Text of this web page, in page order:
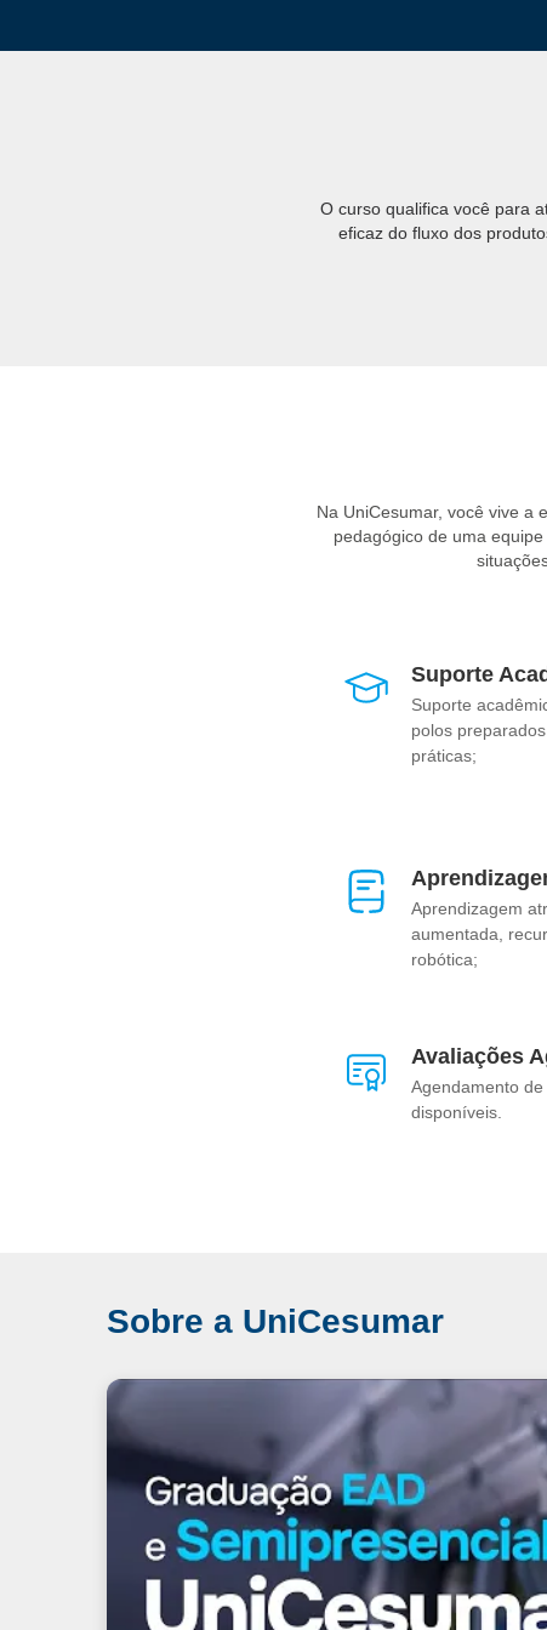
O curso qualifica você para
eficaz do fluxo dos
Na UniCesumar, você vive a
pedagógico de uma
Suporte
Suporte
polos
práticas;
Aprendizagem
aumentada,
robótica;
Avaliações
Agendamento
disponíveis.
Sobre a UniCesumar